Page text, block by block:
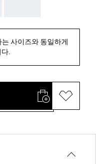
사이즈와 동일하게
다.